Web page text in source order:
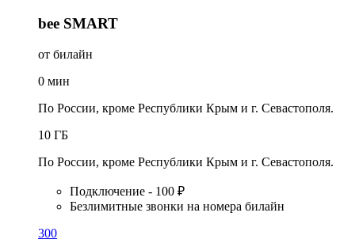
bee SMART
от билайн
0 мин
По России, кроме Республики Крым и г. Севастополя.
10 ГБ
По России, кроме Республики Крым и г. Севастополя.
Подключение - 100 ₽
Безлимитные звонки на номера билайн
300